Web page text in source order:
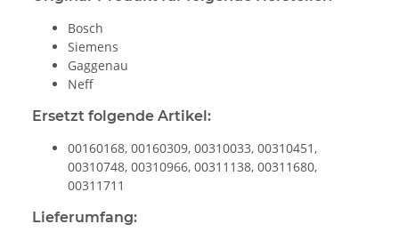
Bosch
Siemens
Gaggenau
Neff
Ersetzt folgende Artikel:
00160168, 00160309, 00310033, 00310451,
00310748, 00310966, 00311138, 00311680,
00311711
Lieferumfang: